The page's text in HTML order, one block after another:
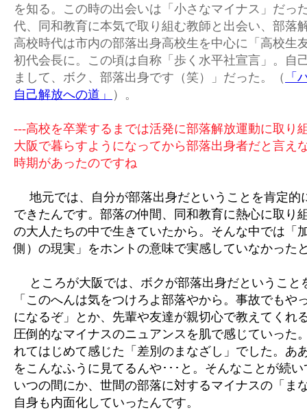
を知る。この時の出会いは「小さなマイナス」だっ
代、同和教育に本気で取り組む教師と出会い、部落
高校時代は市内の部落出身高校生を中心に「高校生
初代会長に。この頃は自称「歩く水平社宣言」。自
まして、ボク、部落出身です（笑）」だった。（
「
自己解放への道」
）。
---高校を卒業するまでは活発に部落解放運動に取り
大阪で暮らすようになってから部落出身者だと言え
時期があったのですね
地元では、自分が部落出身だということを肯定的
できたんです。部落の仲間、同和教育に熱心に取り
の大人たちの中で生きていたから。そんな中では「
側）の現実」をホントの意味で実感していなかった
ところが大阪では、ボクが部落出身だということ
「このへんは気をつけろよ部落やから。事故でもや
になるぞ」とか、先輩や友達が親切心で教えてくれ
圧倒的なマイナスのニュアンスを肌で感じていった
れてはじめて感じた「差別のまなざし」でした。あ
をこんなふうに見てるんや･･･と。そんなことが続
いつの間にか、世間の部落に対するマイナスの「ま
自身も内面化していったんです。